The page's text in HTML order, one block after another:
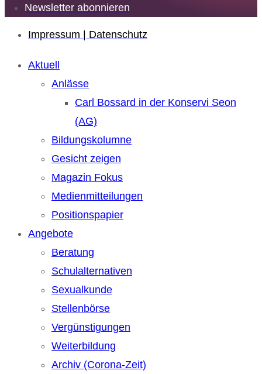
Newsletter abonnieren
Impressum | Datenschutz
Aktuell
Anlässe
Carl Bossard in der Konservi Seon
(AG)
Bildungskolumne
Gesicht zeigen
Magazin Fokus
Medienmitteilungen
Positionspapier
Angebote
Beratung
Schulalternativen
Sexualkunde
Stellenbörse
Vergünstigungen
Weiterbildung
Archiv (Corona-Zeit)